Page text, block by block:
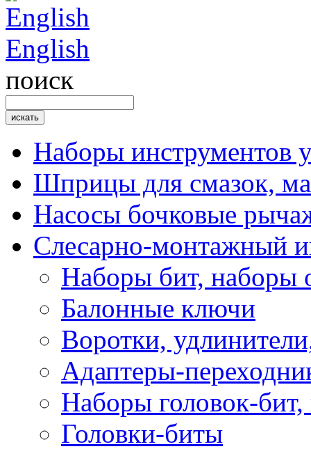
English
поиск
Наборы инструментов
Шприцы для смазок,
Насосы бочковые
Слесарно-монтажный
Наборы бит, наборы
Балонные ключи
Воротки,
Адаптеры-
Наборы головок-бит,
Головки-биты